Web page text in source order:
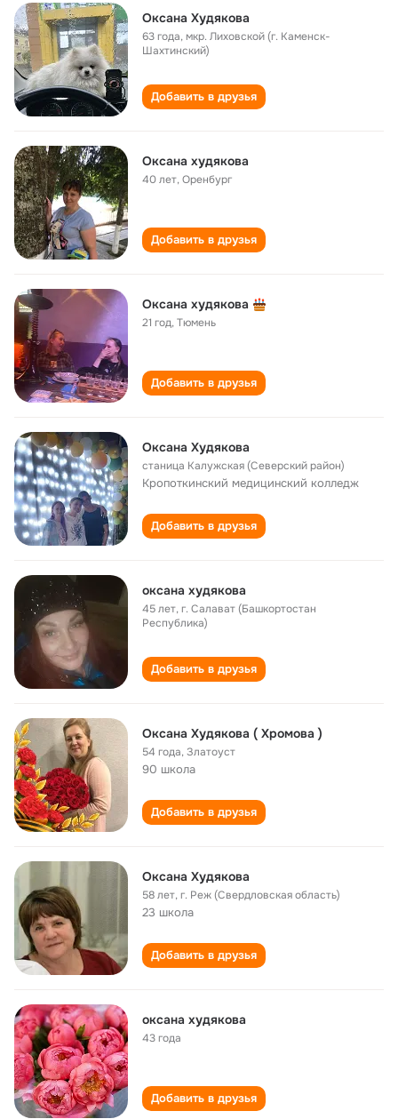
Оксана Худякова
63 года,мкр. Лиховской (г. Каменск-
Шахтинский)
Добавить в друзья
Оксана худякова
40 лет,Оренбург
Добавить в друзья
Оксана худякова
21 год,Тюмень
Добавить в друзья
Оксана Худякова
станица Калужская (Северский район)
Кропоткинский медицинский колледж
Добавить в друзья
оксана худякова
45 лет,г. Салават (Башкортостан
Республика)
Добавить в друзья
Оксана Худякова ( Хромова )
54 года,Златоуст
90 школа
Добавить в друзья
Оксана Худякова
58 лет,г. Реж (Свердловская область)
23 школа
Добавить в друзья
оксана худякова
43 года
Добавить в друзья